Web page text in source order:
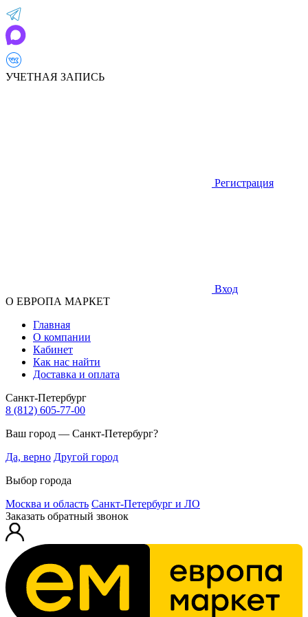
УЧЕТНАЯ ЗАПИСЬ
Регистрация
Вход
О ЕВРОПА МАРКЕТ
Главная
О компании
Кабинет
Как нас найти
Доставка и оплата
Санкт-Петербург
8 (812) 605-77-00
Ваш город — Санкт-Петербург?
Да, верно Другой город
Выбор города
Москва и область Санкт-Петербург и ЛО
Заказать обратный звонок